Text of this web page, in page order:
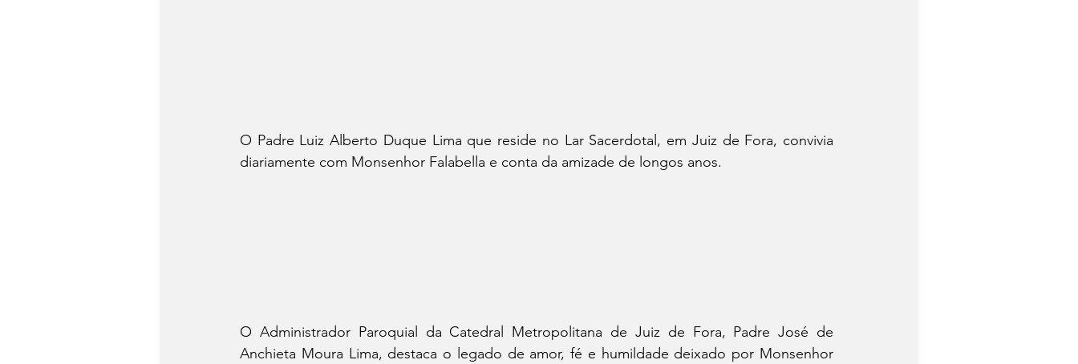
O Padre Luiz Alberto Duque Lima que reside no Lar Sacerdotal, em Juiz de Fora, convivia
diariamente com Monsenhor Falabella e conta da amizade de longos anos.
O Administrador Paroquial da Catedral Metropolitana de Juiz de Fora, Padre José de
Anchieta Moura Lima, destaca o legado de amor, fé e humildade deixado por Monsenhor